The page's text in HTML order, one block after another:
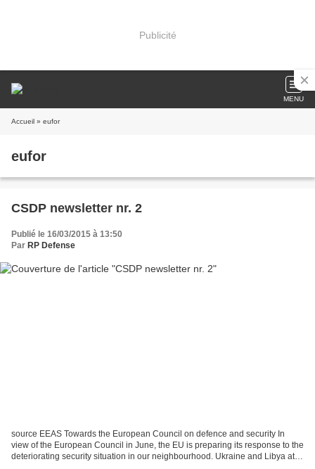
Publicité
MENU
Accueil » eufor
eufor
CSDP newsletter nr. 2
Publié le 16/03/2015 à 13:50
Par RP Defense
source EEAS Towards the European Council on defence and security In
view of the European Council in June, the EU is preparing its response to the
deteriorating security situation in our neighbourhood. Ukraine and Libya at